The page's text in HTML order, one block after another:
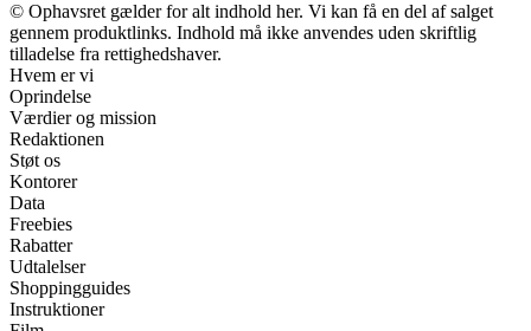
© Ophavsret gælder for alt indhold her. Vi kan få en del af salget
gennem produktlinks. Indhold må ikke anvendes uden skriftlig
tilladelse fra rettighedshaver.
Hvem er vi
Oprindelse
Værdier og mission
Redaktionen
Støt os
Kontorer
Data
Freebies
Rabatter
Udtalelser
Shoppingguides
Instruktioner